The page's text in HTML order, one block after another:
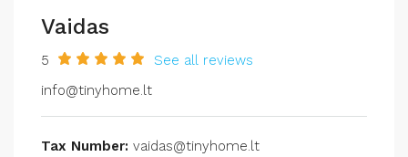
Vaidas
5
See all reviews
info@tinyhome.lt
Tax Number: vaidas@tinyhome.lt